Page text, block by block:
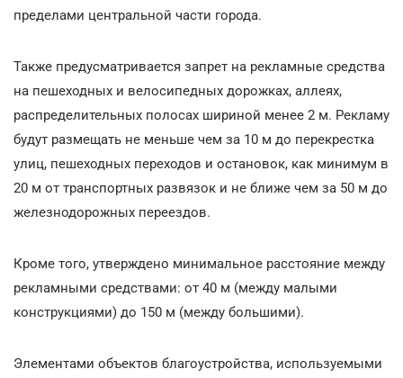
пределами центральной части города.
Также предусматривается запрет на рекламные средства
на пешеходных и велосипедных дорожках, аллеях,
распределительных полосах шириной менее 2 м. Рекламу
будут размещать не меньше чем за 10 м до перекрестка
улиц, пешеходных переходов и остановок, как минимум в
20 м от транспортных развязок и не ближе чем за 50 м до
железнодорожных переездов.
Кроме того, утверждено минимальное расстояние между
рекламными средствами: от 40 м (между малыми
конструкциями) до 150 м (между большими).
Элементами объектов благоустройства, используемыми